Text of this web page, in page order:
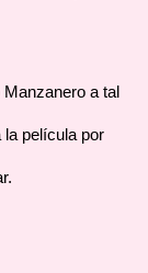
a tal
la película por